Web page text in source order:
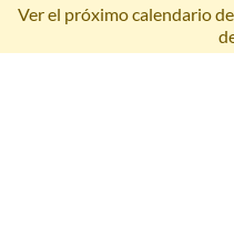
Ver el próximo calendario